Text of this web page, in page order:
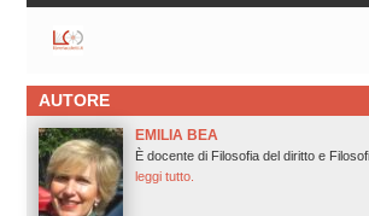
AUTORE
EMILIA BEA
È docente di Filosofia del diritto e
leggi tutto.